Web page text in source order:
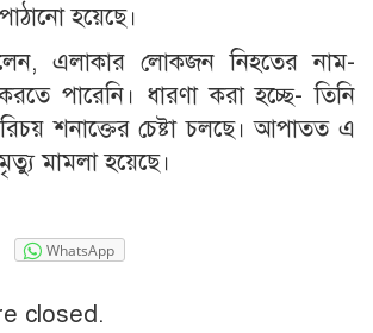
হয়েছে।
এলাকার লোকজন নিহতের নাম-
পারেনি। ধারণা করা হচ্ছে- তিনি
শনাক্তের চেষ্টা চলছে। আপাতত এ
মামলা হয়েছে।
WhatsApp
closed.